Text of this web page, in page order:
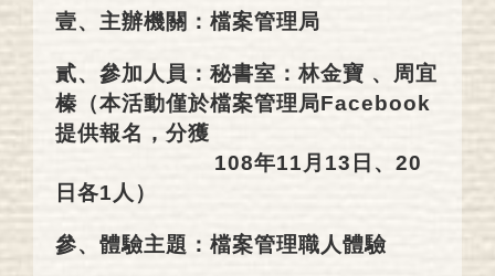
壹、主辦機關：檔案管理局
貳、參加人員：秘書室：林金寶 、周宜
榛（本活動僅於檔案管理局Facebook
提供報名，分獲
108年11月13日、20
日各1人）
參、體驗主題：檔案管理職人體驗